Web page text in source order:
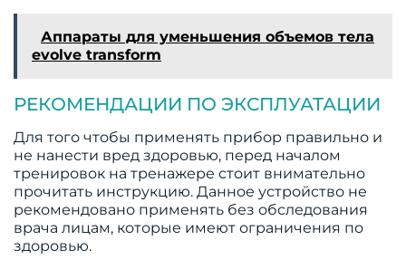
Аппараты для уменьшения объемов тела
evolve transform
РЕКОМЕНДАЦИИ ПО ЭКСПЛУАТАЦИИ
Для того чтобы применять прибор правильно и
не нанести вред здоровью, перед началом
тренировок на тренажере стоит внимательно
прочитать инструкцию. Данное устройство не
рекомендовано применять без обследования
врача лицам, которые имеют ограничения по
здоровью.